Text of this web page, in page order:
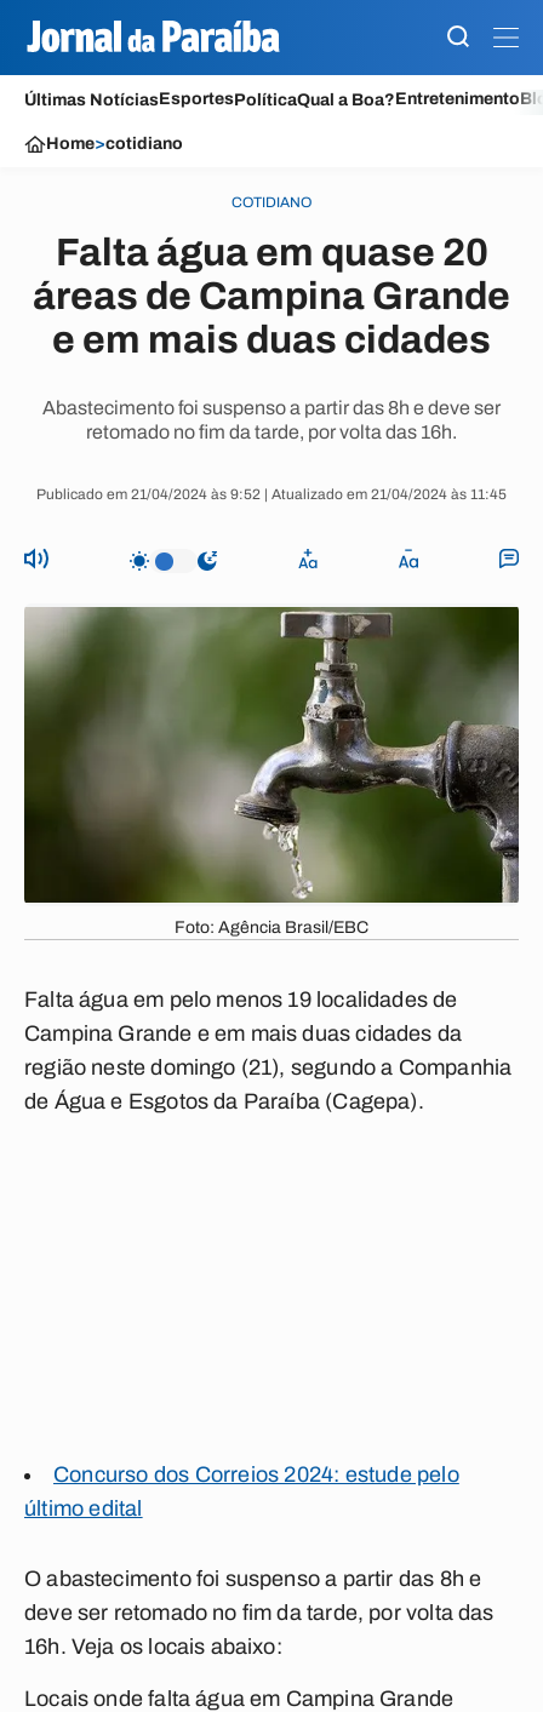
Últimas NotíciasEsportesPolíticaQual a Boa?Entretenimento
Home>cotidiano
COTIDIANO
Falta água em quase 20
áreas de Campina Grande
e em mais duas cidades
Abastecimento foi suspenso a partir das 8h e deve ser
retomado no fim da tarde, por volta das 16h.
Publicado em 21/04/2024 às 9:52 | Atualizado em 21/04/2024 às 11:45
Foto: Agência Brasil/EBC
Falta água em pelo menos 19 localidades de
Campina Grande e em mais duas cidades da
região neste domingo (21), segundo a Companhia
de Água e Esgotos da Paraíba (Cagepa).
Concurso dos Correios 2024: estude pelo
último edital
O abastecimento foi suspenso a partir das 8h e
deve ser retomado no fim da tarde, por volta das
16h. Veja os locais abaixo:
Locais onde falta água em Campina Grande